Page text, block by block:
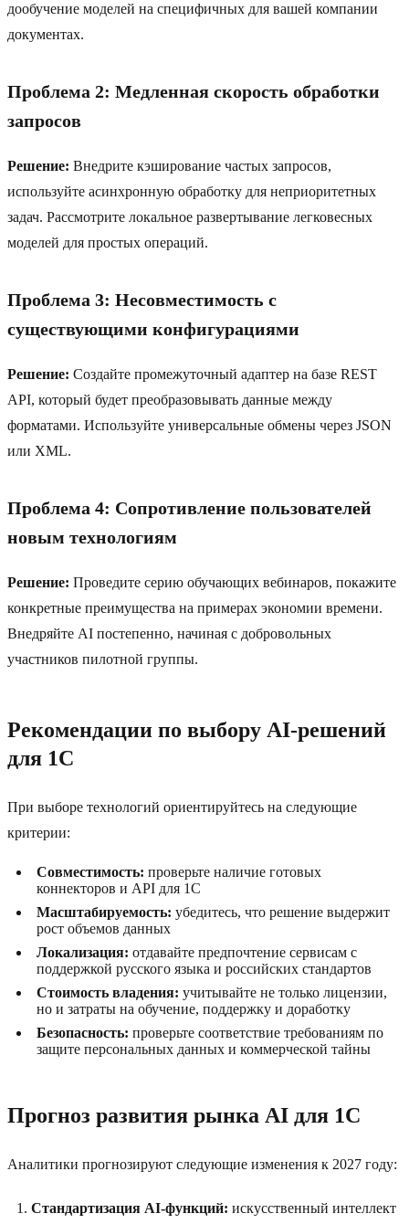
дообучение моделей на специфичных для вашей компании
документах.
Проблема 2: Медленная скорость обработки
запросов
Решение: Внедрите кэширование частых запросов,
используйте асинхронную обработку для неприоритетных
задач. Рассмотрите локальное развертывание легковесных
моделей для простых операций.
Проблема 3: Несовместимость с
существующими конфигурациями
Решение: Создайте промежуточный адаптер на базе REST
API, который будет преобразовывать данные между
форматами. Используйте универсальные обмены через JSON
или XML.
Проблема 4: Сопротивление пользователей
новым технологиям
Решение: Проведите серию обучающих вебинаров, покажите
конкретные преимущества на примерах экономии времени.
Внедряйте AI постепенно, начиная с добровольных
участников пилотной группы.
Рекомендации по выбору AI-решений
для 1C
При выборе технологий ориентируйтесь на следующие
критерии:
Совместимость: проверьте наличие готовых
коннекторов и API для 1C
Масштабируемость: убедитесь, что решение выдержит
рост объемов данных
Локализация: отдавайте предпочтение сервисам с
поддержкой русского языка и российских стандартов
Стоимость владения: учитывайте не только лицензии,
но и затраты на обучение, поддержку и доработку
Безопасность: проверьте соответствие требованиям по
защите персональных данных и коммерческой тайны
Прогноз развития рынка AI для 1C
Аналитики прогнозируют следующие изменения к 2027 году:
Стандартизация AI-функций: искусственный интеллект